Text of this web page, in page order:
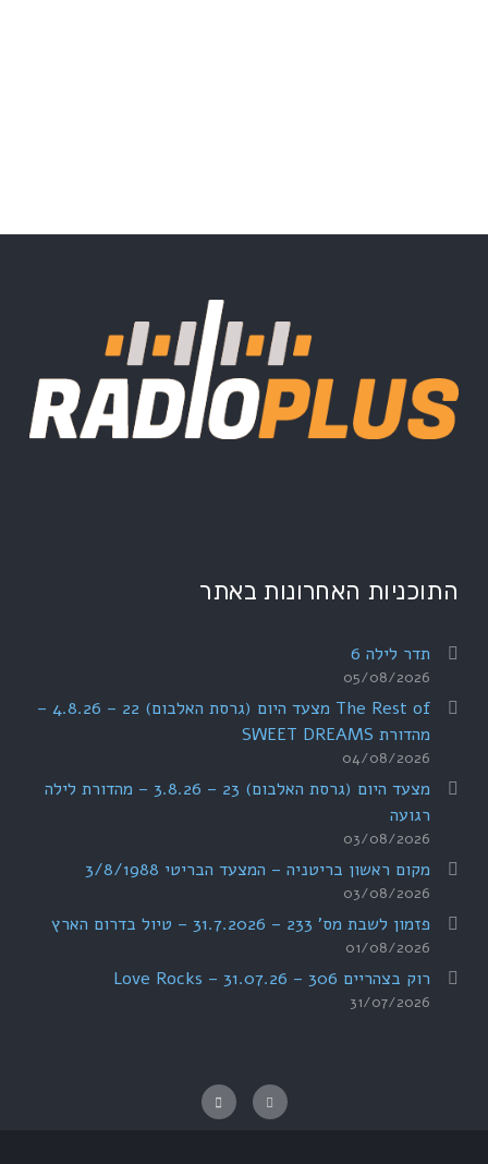
התוכניות האחרונות באתר
תדר לילה 6
05/08/2026
The Rest of מצעד היום (גרסת האלבום) 22 – 4.8.26 –
מהדורת SWEET DREAMS
04/08/2026
מצעד היום (גרסת האלבום) 23 – 3.8.26 – מהדורת לילה
רגועה
03/08/2026
מקום ראשון בריטניה – המצעד הבריטי 3/8/1988
03/08/2026
פזמון לשבת מס' 233 – 31.7.2026 – טיול בדרום הארץ
01/08/2026
רוק בצהריים 306 – 31.07.26 – Love Rocks
31/07/2026